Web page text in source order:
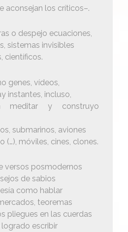
aconsejan los críticos–.
o despejo ecuaciones,
sistemas invisibles
científicos.
genes, vídeos,
instantes, incluso,
meditar y construyo
submarinos, aviones
(…), móviles, cines, clones.
versos posmodernos
de sabios
como hablar
teoremas
pliegues en las cuerdas
escribir